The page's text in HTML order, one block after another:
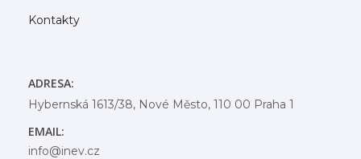
Kontakty
ADRESA:
Hybernská 1613/38, Nové Město, 110 00 Praha 1
EMAIL:
info@inev.cz